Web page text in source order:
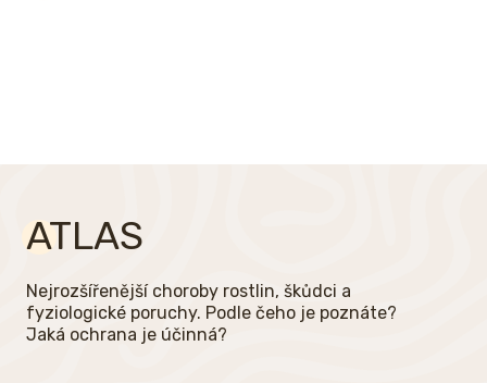
ATLAS
Nejrozšířenější choroby rostlin, škůdci a
fyziologické poruchy. Podle čeho je poznáte?
Jaká ochrana je účinná?